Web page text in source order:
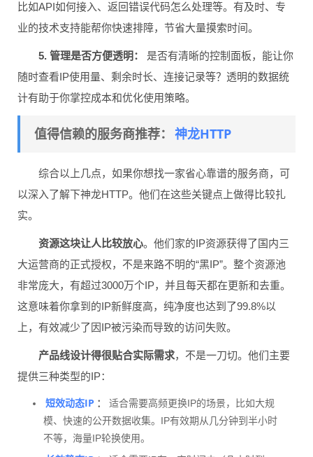
比如API如何接入、返回错误代码怎么处理等。有及时、专
业的技术支持能帮你快速排障，节省大量摸索时间。
5. 管理是否方便透明：
是否有清晰的控制面板，能让你
随时查看IP使用量、剩余时长、连接记录等？透明的数据统
计有助于你掌控成本和优化使用策略。
值得信赖的服务商推荐： 神龙HTTP
综合以上几点，如果你想找一家省心靠谱的服务商，可
以深入了解下神龙HTTP。他们在这些关键点上做得比较扎
实。
资源这块让人比较放心。他们家的IP资源获得了国内三
大运营商的正式授权，不是来路不明的“黑IP”。整个资源池
非常庞大，有超过3000万个IP，并且每天都在更新和去重。
这意味着你拿到的IP新鲜度高，纯净度也达到了99.8%以
上，有效减少了因IP被污染而导致的访问失败。
产品线设计得很贴合实际需求，不是一刀切。他们主要
提供三种类型的IP：
短效动态IP ：
适合需要高频更换IP的场景，比如大规
模、快速的公开数据收集。IP有效期从几分钟到半小时
不等，海量IP轮换使用。